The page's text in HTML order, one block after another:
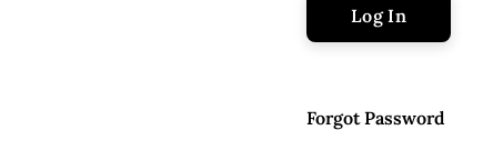
Forgot Password